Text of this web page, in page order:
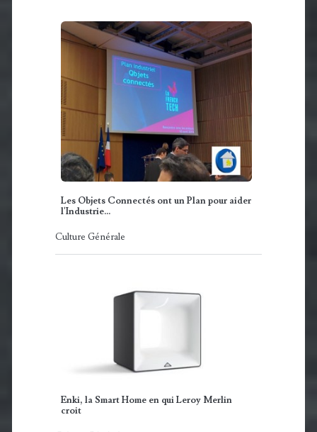
Les Objets Connectés ont un Plan pour aider
l'Industrie...
Culture Générale
Enki, la Smart Home en qui Leroy Merlin
croit